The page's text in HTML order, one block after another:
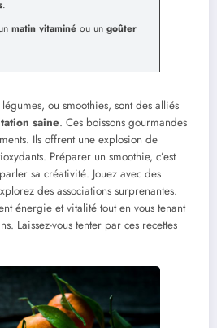
.
matin vitaminé ou un goûter
ou smoothies, sont des alliés
saine. Ces boissons gourmandes
Ils offrent une explosion de
Préparer un smoothie, c’est
sa créativité. Jouez avec des
des associations surprenantes.
énergie et vitalité tout en vous tenant
Laissez-vous tenter par ces recettes